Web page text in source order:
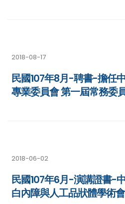
2018-08-17
民國107年8月-聘書-擔任
專業委員會 第一屆常務委
2018-06-02
民國107年6月-演講證書-
白內障與人工品狀體學術